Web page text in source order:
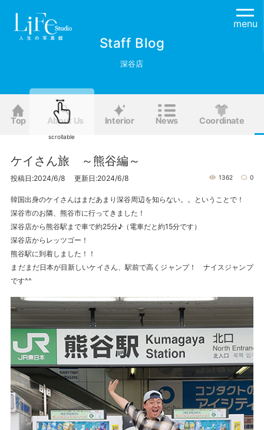
menu
Staff Blog
深谷店
Top About Us Interior News Coordinate
ケイさん旅 ～熊谷編～
投稿日:2024/6/8 更新日:2024/6/8 1362 0
韓国出身のケイさんはまだあまり深谷周辺を知らない。。ということで！
深谷市のお隣、熊谷市に行ってきました！
深谷店から熊谷駅まで車で約25分♪（電車だと約15分です）
深谷店からレッツゴー！
熊谷駅に到着しました！！
まだまだ日本が目新しいケイさん、駅前で高くジャンプ！ ナイスジャンプ
です^^